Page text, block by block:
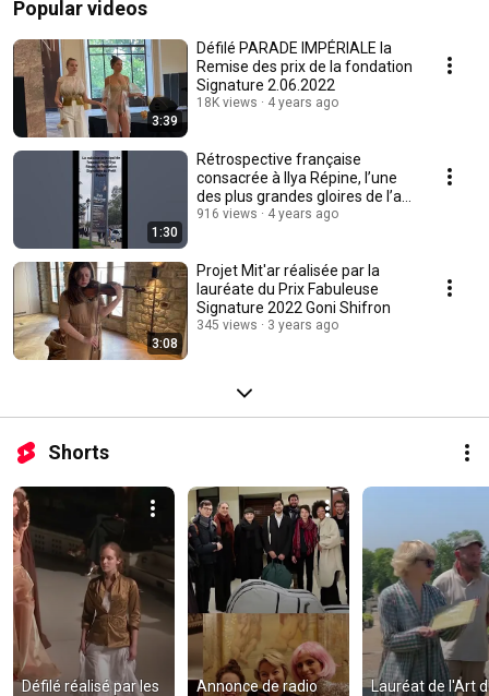
Popular videos
3:39
Défilé PARADE IMPÉRIALE la
Remise des prix de la fondation
Signature 2.06.2022
18K views 4 years ago
1:30
Rétrospective française
consacrée à Ilya Répine, l’une
des plus grandes gloires de l’art
russe
916 views 4 years ago
3:08
Projet Mit'ar réalisée par la
lauréate du Prix Fabuleuse
Signature 2022 Goni Shifron
345 views 3 years ago
Shorts
Défilé réalisé par les
Annonce de radio
Lauréat de l'Art